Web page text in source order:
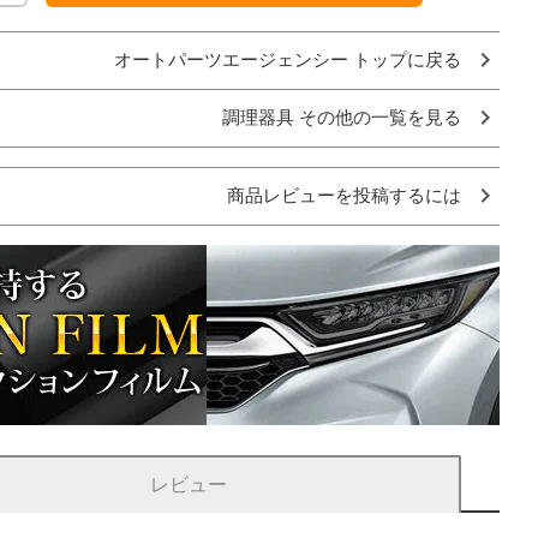
オートパーツエージェンシー トップに戻る
調理器具 その他の一覧を見る
商品レビューを投稿するには
レビュー